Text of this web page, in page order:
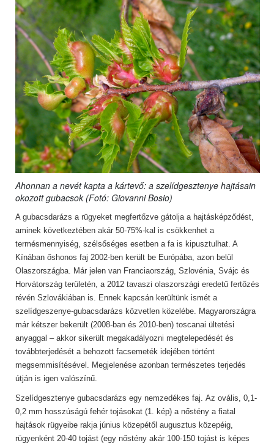
Ahonnan a nevét kapta a kártevő: a szelídgesztenye hajtásain
okozott gubacsok (Fotó: Giovanni Bosio)
A gubacsdarázs a rügyeket megfertőzve gátolja a hajtásképződést,
aminek következtében akár 50-75%-kal is csökkenhet a
termésmennyiség, szélsőséges esetben a fa is kipusztulhat. A
Kínában őshonos faj 2002-ben került be Európába, azon belül
Olaszországba. Már jelen van Franciaország, Szlovénia, Svájc és
Horvátország területén, a 2012 tavaszi olaszországi eredetű fertőzés
révén Szlovákiában is. Ennek kapcsán kerültünk ismét a
szelídgeszenye-gubacsdarázs közvetlen közelébe. Magyarországra
már kétszer bekerült (2008-ban és 2010-ben) toscanai ültetési
anyaggal – akkor sikerült megakadályozni megtelepedését és
továbbterjedését a behozott facsemeték idejében történt
megsemmisítésével. Megjelenése azonban természetes terjedés
útján is igen valószínű.
Szelídgesztenye gubacsdarázs egy nemzedékes faj. Az ovális, 0,1-
0,2 mm hosszúságú fehér tojásokat (1. kép) a nőstény a fiatal
hajtások rügyeibe rakja június közepétől augusztus közepéig,
rügyenként 20-40 tojást (egy nőstény akár 100-150 tojást is képes